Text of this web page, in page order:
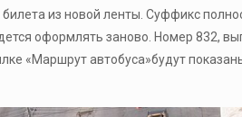
из новой ленты. Суффикс
оформлять заново. Номер
«Маршрут автобуса»будут